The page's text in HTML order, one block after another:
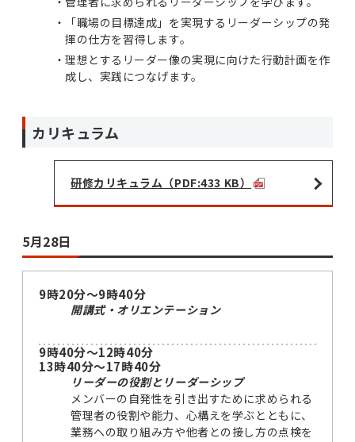
「職場の目標達成」を実現するリーダーシップの発
揮の仕方を習得します。
理想とするリーダー像の実現に向けた行動計画を作
成し、実践につなげます。
カリキュラム
研修カリキュラム（PDF:433 KB）
5月28日
9時20分～9時40分
開講式・オリエンテーション
9時40分～12時40分
13時40分～17時40分
リーダーの役割とリーダーシップ
メンバーの自発性を引き出すために求められる
管理者の役割や能力、心構えを学ぶとともに、
業務への取り組み方や他者との接し方の点検を